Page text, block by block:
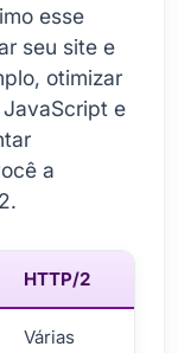
esse
seu site e
otimizar
e
a
HTTP/2
Várias